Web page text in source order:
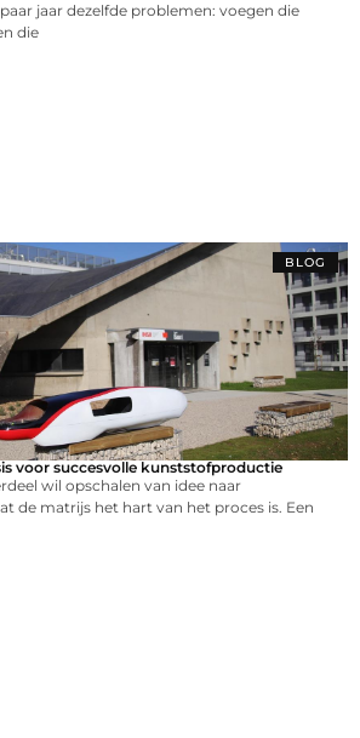
jaar dezelfde problemen: voegen die
die
BLOG
voor succesvolle kunststofproductie
wil opschalen van idee naar
de matrijs het hart van het proces is. Een